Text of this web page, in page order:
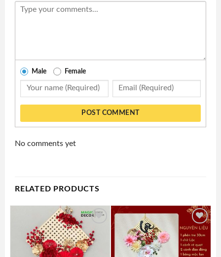
Male Female
POST COMMENT
No comments yet
RELATED PRODUCTS
Add to
wishlist
Add to
wishlist